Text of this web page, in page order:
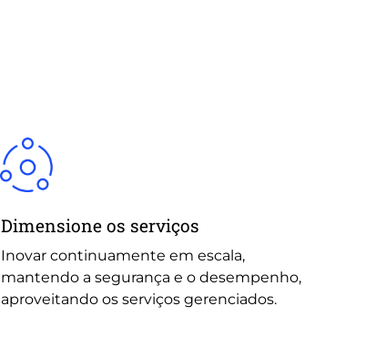
Dimensione os serviços
Inovar continuamente em escala,
mantendo a segurança e o desempenho,
aproveitando os serviços gerenciados.